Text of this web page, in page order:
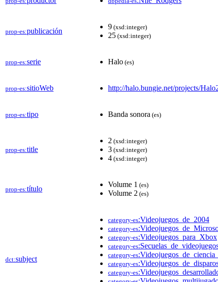
prop-es:publicación
9 (xsd:integer)
25 (xsd:integer)
prop-es:serie Halo (es)
prop-es:sitioWeb http://halo.bungie.net/projects/
prop-es:tipo Banda sonora (es)
prop-es:title
2 (xsd:integer)
3 (xsd:integer)
4 (xsd:integer)
prop-es:título
Volume 1 (es)
Volume 2 (es)
dct:subject
category-es:Videojuegos_de_2004
category-es
category-es:Videojuegos_para_Xbox
category-es
category-es
category-es
category-es